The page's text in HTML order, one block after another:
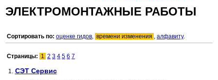
ЭЛЕКТРОМОНТАЖНЫЕ РАБОТЫ
Сортировать по: оценке гидов, времени изменения , алфавиту.
Страницы: 1 2 3 4 5 6 7
1. СЭТ Сервис